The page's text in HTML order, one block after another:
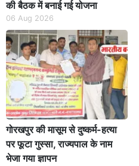
की बैठक में बनाई गई योजना
06 Aug 2026
गोरखपुर की मासूम से दुष्कर्म-हत्या
पर फूटा गुस्सा, राज्यपाल के नाम
भेजा गया ज्ञापन